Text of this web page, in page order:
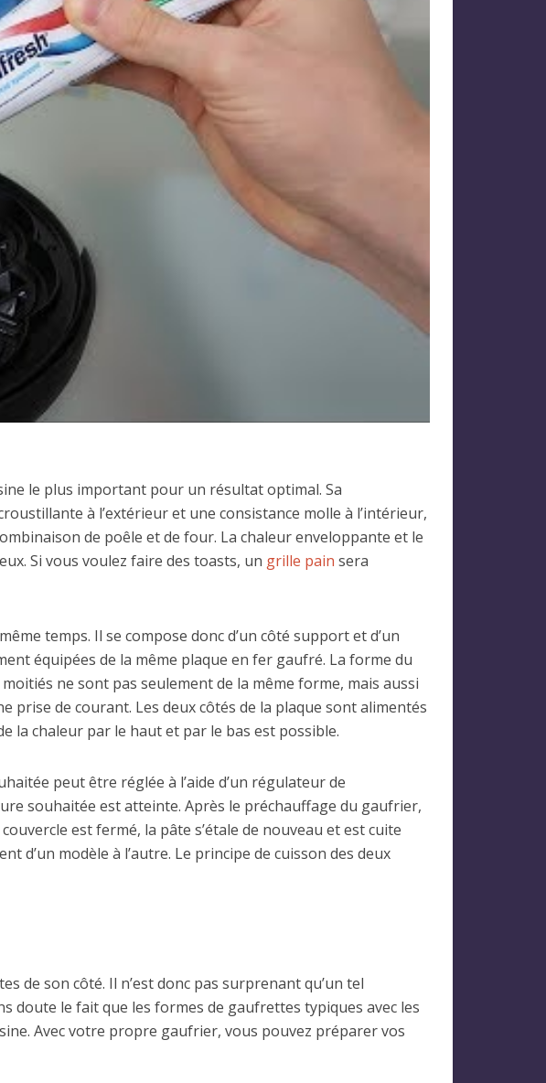
le plus important pour un résultat optimal. Sa
à l’extérieur et une consistance molle à l’intérieur,
de poêle et de four. La chaleur enveloppante et le
Si vous voulez faire des toasts, un grille pain sera
temps. Il se compose donc d’un côté support et d’un
équipées de la même plaque en fer gaufré. La forme du
ne sont pas seulement de la même forme, mais aussi
de courant. Les deux côtés de la plaque sont alimentés
la chaleur par le haut et par le bas est possible.
peut être réglée à l’aide d’un régulateur de
souhaitée est atteinte. Après le préchauffage du gaufrier,
est fermé, la pâte s’étale de nouveau et est cuite
d’un modèle à l’autre. Le principe de cuisson des deux
de son côté. Il n’est donc pas surprenant qu’un tel
doute le fait que les formes de gaufrettes typiques avec les
Avec votre propre gaufrier, vous pouvez préparer vos